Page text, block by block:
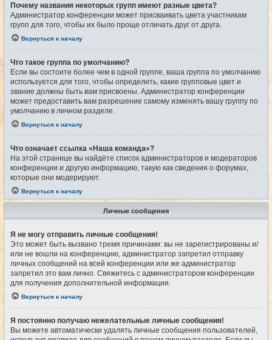
Почему названия некоторых групп имеют разные цвета?
Администратор конференции может присваивать цвета участникам
групп для того, чтобы их было проще отличать друг от друга.
Вернуться к началу
Что такое группа по умолчанию?
Если вы состоите более чем в одной группе, ваша группа по умолчанию
используется для того, чтобы определить, какие групповые цвет и
звание должны быть вам присвоены. Администратор конференции
может предоставить вам разрешение самому изменять вашу группу по
умолчанию в личном разделе.
Вернуться к началу
Что означает ссылка «Наша команда»?
На этой странице вы найдёте список администраторов и модераторов
конференции и другую информацию, такую как сведения о форумах,
которые они модерируют.
Вернуться к началу
Личные сообщения
Я не могу отправить личные сообщения!
Это может быть вызвано тремя причинами: вы не зарегистрированы и/
или не вошли на конференцию, администратор запретил отправку
личных сообщений на всей конференции или же администратор
запретил это вам лично. Свяжитесь с администратором конференции
для получения дополнительной информации.
Вернуться к началу
Я постоянно получаю нежелательные личные сообщения!
Вы можете автоматически удалять личные сообщения пользователей,